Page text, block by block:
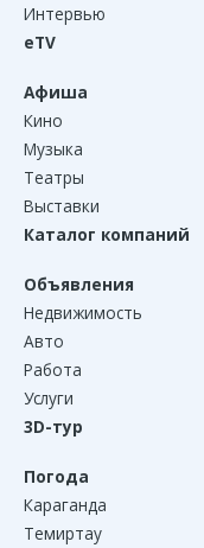
Интервью
eTV
Афиша
Кино
Музыка
Театры
Выставки
Каталог компаний
Объявления
Недвижимость
Авто
Работа
Услуги
3D-тур
Погода
Караганда
Темиртау